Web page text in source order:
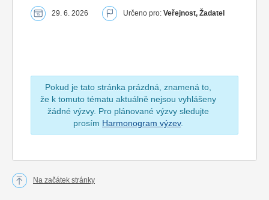
29. 6. 2026 Určeno pro: Veřejnost, Žadatel
Pokud je tato stránka prázdná, znamená to,
že k tomuto tématu aktuálně nejsou vyhlášeny
žádné výzvy. Pro plánované výzvy sledujte
prosím Harmonogram výzev.
Na začátek stránky